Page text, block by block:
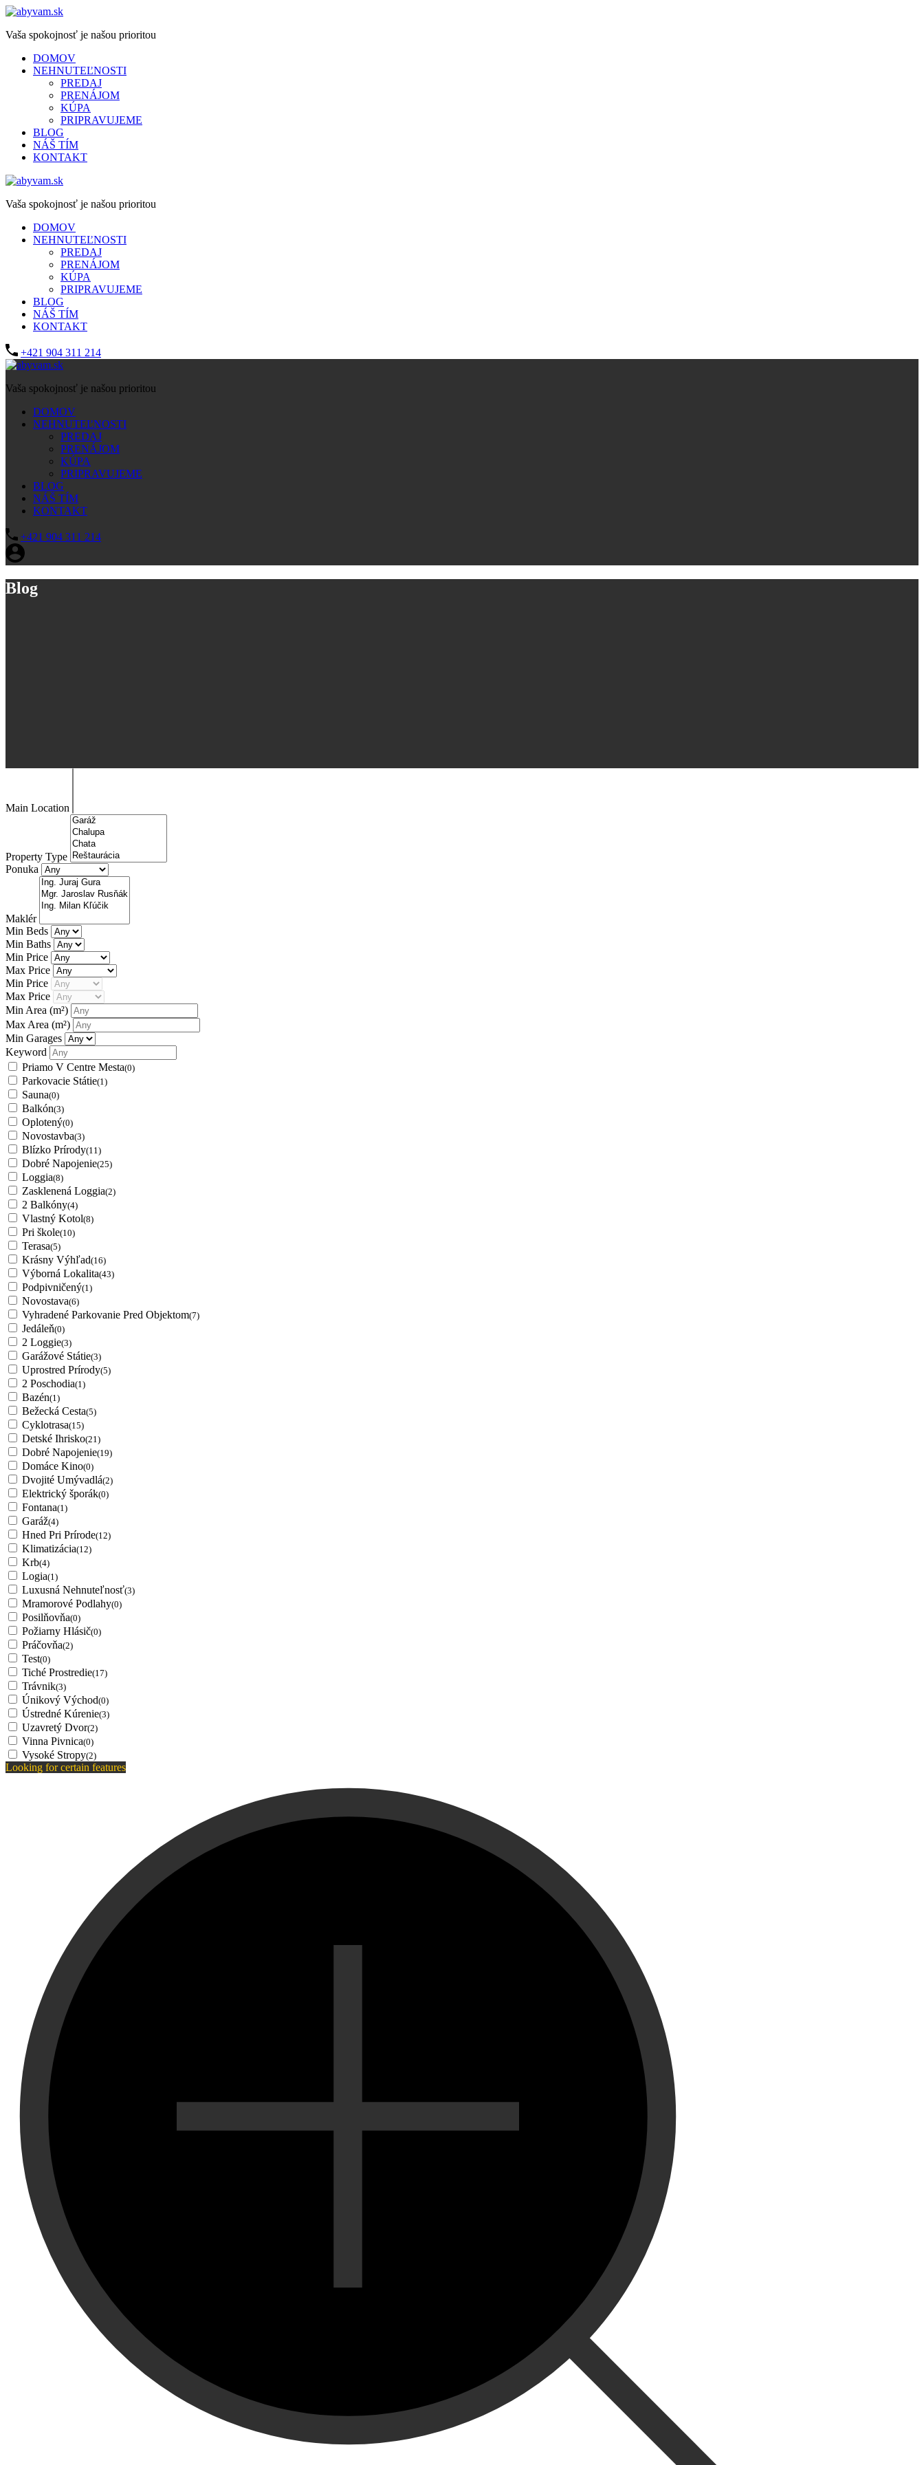
Vaša spokojnosť je našou prioritou
DOMOV
NEHNUTEĽNOSTI
PREDAJ
PRENÁJOM
KÚPA
PRIPRAVUJEME
BLOG
NÁŠ TÍM
KONTAKT
Vaša spokojnosť je našou prioritou
DOMOV
NEHNUTEĽNOSTI
PREDAJ
PRENÁJOM
KÚPA
PRIPRAVUJEME
BLOG
NÁŠ TÍM
KONTAKT
+421 904 311 214
Vaša spokojnosť je našou prioritou
DOMOV
NEHNUTEĽNOSTI
PREDAJ
PRENÁJOM
KÚPA
PRIPRAVUJEME
BLOG
NÁŠ TÍM
KONTAKT
+421 904 311 214
Blog
Main Location
Property Type
Ponuka
Maklér
Min Beds
Min Baths
Min Price
Max Price
Min Price
Max Price
Min Area (m²)
Max Area (m²)
Min Garages
Keyword
Priamo V Centre Mesta(0)
Parkovacie Státie(1)
Sauna(0)
Balkón(3)
Oplotený(0)
Novostavba(3)
Blízko Prírody(11)
Dobré Napojenie(25)
Loggia(8)
Zasklenená Loggia(2)
2 Balkóny(4)
Vlastný Kotol(8)
Pri škole(10)
Terasa(5)
Krásny Výhľad(16)
Výborná Lokalita(43)
Podpivničený(1)
Novostava(6)
Vyhradené Parkovanie Pred Objektom(7)
Jedáleň(0)
2 Loggie(3)
Garážové Státie(3)
Uprostred Prírody(5)
2 Poschodia(1)
Bazén(1)
Bežecká Cesta(5)
Cyklotrasa(15)
Detské Ihrisko(21)
Dobré Napojenie(19)
Domáce Kino(0)
Dvojité Umývadlá(2)
Elektrický šporák(0)
Fontana(1)
Garáž(4)
Hned Pri Prírode(12)
Klimatizácia(12)
Krb(4)
Logia(1)
Luxusná Nehnuteľnosť(3)
Mramorové Podlahy(0)
Posilňovňa(0)
Požiarny Hlásič(0)
Práčovňa(2)
Test(0)
Tiché Prostredie(17)
Trávnik(3)
Únikový Východ(0)
Ústredné Kúrenie(3)
Uzavretý Dvor(2)
Vinna Pivnica(0)
Vysoké Stropy(2)
Looking for certain features